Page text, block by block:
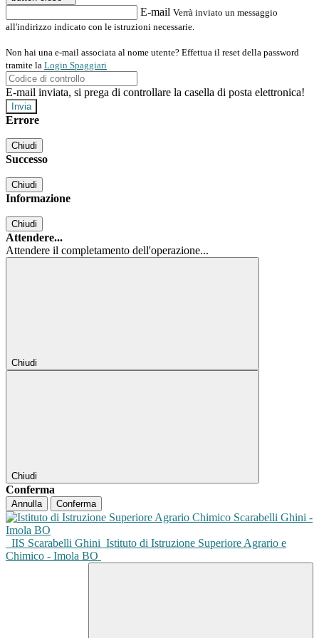
E-mail Verrà inviato un messaggio
all'indirizzo indicato con le istruzioni necessarie.
Non hai una e-mail associata al nome utente? Effettua il reset della password
tramite la Login Spaggiari
E-mail inviata, si prega di controllare la casella di posta elettronica!
Errore
Chiudi
Successo
Chiudi
Informazione
Chiudi
Attendere...
Attendere il completamento dell'operazione...
Chiudi
Chiudi
Conferma
Annulla Conferma
IIS Scarabelli Ghini Istituto di Istruzione Superiore Agrario e
Chimico - Imola BO